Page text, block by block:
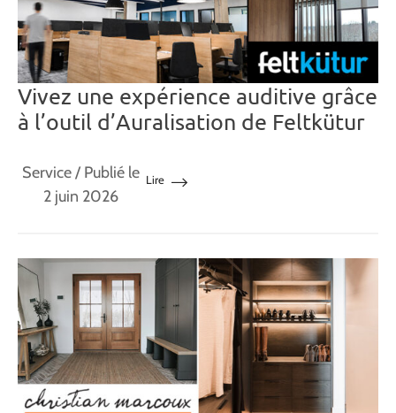
Vivez une expérience auditive grâce
à l’outil d’Auralisation de Feltkütur
Service/ Publié le
2 juin 2026
Lire